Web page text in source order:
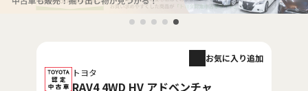
トヨタ
RAV4 4WD HV アドベンチャ
お気に入り追加